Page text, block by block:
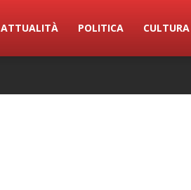
ATTUALITÀ POLITICA CULTURA